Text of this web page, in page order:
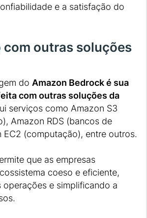
e a satisfação do
com outras soluções
do Amazon Bedrock é sua
com outras soluções da
serviços como Amazon S3
Amazon RDS (bancos de
EC2 (computação), entre outros.
que as empresas
coeso e eficiente,
operações e simplificando a